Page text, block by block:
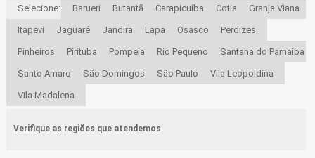
Selecione: Barueri Butantã Carapicuíba Cotia Granja Viana
Itapevi Jaguaré Jandira Lapa Osasco Perdizes
Pinheiros Pirituba Pompeia Rio Pequeno Santana do Parnaíba
Santo Amaro São Domingos São Paulo Vila Leopoldina
Vila Madalena
Verifique as regiões que atendemos